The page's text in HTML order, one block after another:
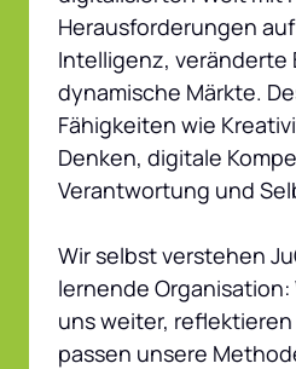
Herausforderungen
Intelligenz, veränderte
dynamische Märkte.
Fähigkeiten wie
Denken, digitale
Verantwortung und
Wir selbst verstehen
lernende
uns weiter,
passen unsere